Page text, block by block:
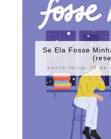
Se Ela Fosse
sexta-feira, 19 de